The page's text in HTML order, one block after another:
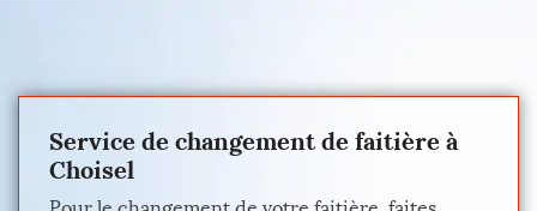
Service de changement de faitière à
Choisel